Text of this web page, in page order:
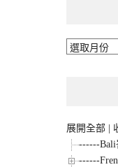
彙
展開全部
------Bali
------